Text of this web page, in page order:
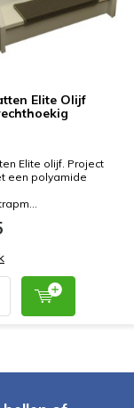
Elite Olijf
Elite olijf. Project
een polyamide